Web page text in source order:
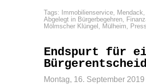
Tags: Immobilienservice, Mendack
Abgelegt in Bürgerbegehren,
Mölmscher Klüngel , Mülheim,
Endspurt für
Montag, 16. September 2019